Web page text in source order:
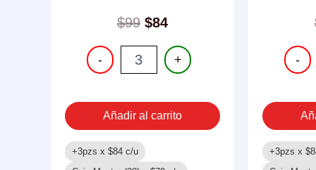
$99 $84
-
PELOTA
ANTIESTRES
cantidad
+
Añadir al carrito
+3pzs x $84 c/u
-
DE
cantidad
+3pzs x $